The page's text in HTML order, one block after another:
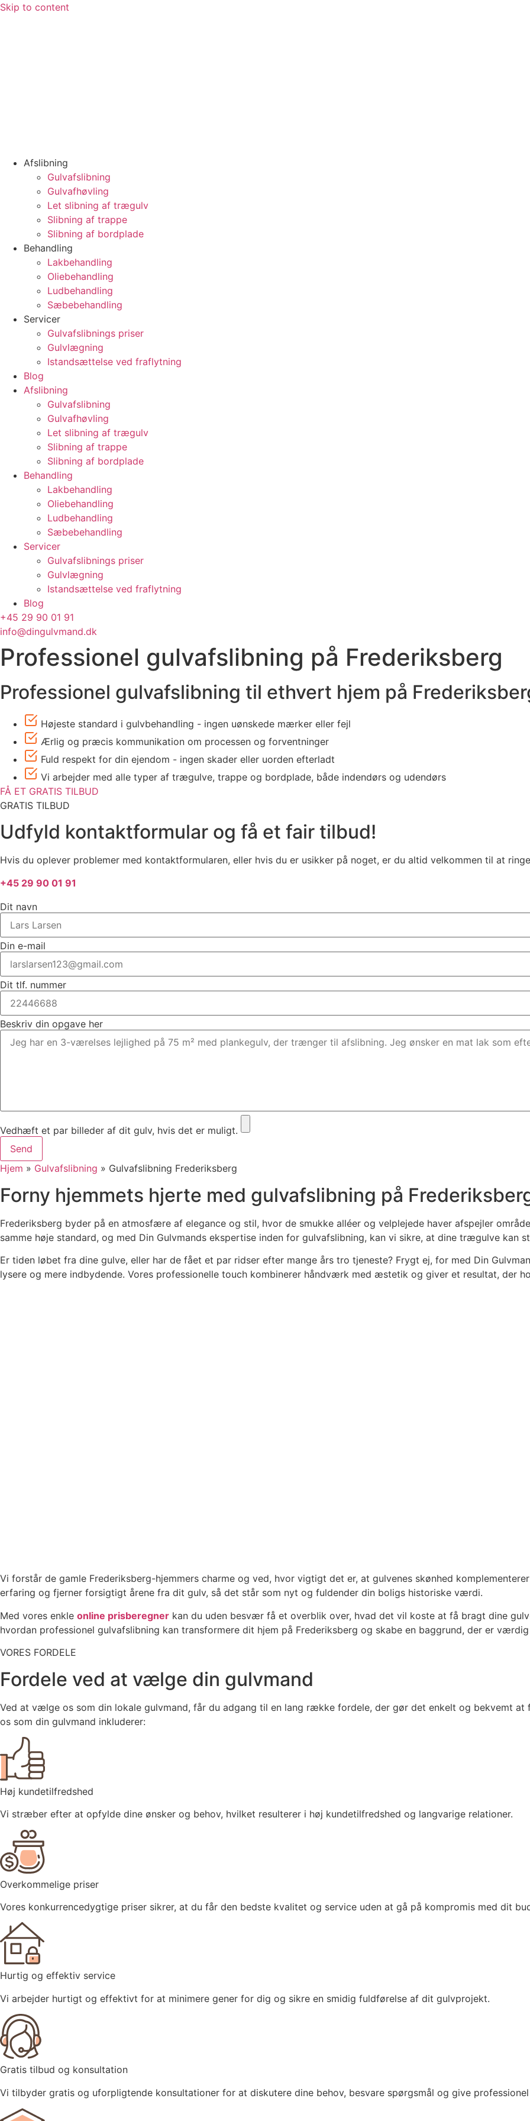
Skip to content
Afslibning
Gulvafslibning
Gulvafhøvling
Let slibning af trægulv
Slibning af trappe
Slibning af bordplade
Behandling
Lakbehandling
Oliebehandling
Ludbehandling
Sæbebehandling
Servicer
Gulvafslibnings priser
Gulvlægning
Istandsættelse ved fraflytning
Blog
Afslibning
Gulvafslibning
Gulvafhøvling
Let slibning af trægulv
Slibning af trappe
Slibning af bordplade
Behandling
Lakbehandling
Oliebehandling
Ludbehandling
Sæbebehandling
Servicer
Gulvafslibnings priser
Gulvlægning
Istandsættelse ved fraflytning
Blog
+45 29 90 01 91
info@dingulvmand.dk
Professionel gulvafslibning på Frederiksberg
Professionel gulvafslibning til ethvert hjem på
Højeste standard i gulvbehandling - ingen uønskede mærker eller fejl
Ærlig og præcis kommunikation om processen og forventninger
Fuld respekt for din ejendom - ingen skader eller uorden efterladt
Vi arbejder med alle typer af trægulve, trappe og bordplade, både indendørs og udendørs
FÅ ET GRATIS TILBUD
GRATIS TILBUD
Udfyld kontaktformular og få et fair tilbud!
Hvis du oplever problemer med kontaktformularen, eller hvis du er usikker på noget, er du altid velkommen til at
+45 29 90 01 91
Dit navn
Din e-mail
Dit tlf. nummer
Beskriv din opgave her
Vedhæft et par billeder af dit gulv, hvis det er muligt.
Send
Hjem » Gulvafslibning » Gulvafslibning Frederiksberg
Forny hjemmets hjerte med gulvafslibning på
Frederiksberg byder på en atmosfære af elegance og stil, hvor de smukke alléer og velplejede haver afspejler
samme høje standard, og med Din Gulvmands ekspertise inden for gulvafslibning, kan vi sikre, at dine trægulve kan
Er tiden løbet fra dine gulve, eller har de fået et par ridser efter mange års tro tjeneste? Frygt ej, for med Din
lysere og mere indbydende. Vores professionelle touch kombinerer håndværk med æstetik og giver et resultat, der
Vi forstår de gamle Frederiksberg-hjemmers charme og ved, hvor vigtigt det er, at gulvenes skønhed
erfaring og fjerner forsigtigt årene fra dit gulv, så det står som nyt og fuldender din boligs historiske værdi.
Med vores enkle online prisberegner kan du uden besvær få et overblik over, hvad det vil koste at få bragt dine
hvordan professionel gulvafslibning kan transformere dit hjem på Frederiksberg og skabe en baggrund, der er
VORES FORDELE
Fordele ved at vælge din gulvmand
Ved at vælge os som din lokale gulvmand, får du adgang til en lang række fordele, der gør det enkelt og bekvemt
os som din gulvmand inkluderer:
Høj kundetilfredshed
Vi stræber efter at opfylde dine ønsker og behov, hvilket resulterer i høj kundetilfredshed og langvarige relationer.
Overkommelige priser
Vores konkurrencedygtige priser sikrer, at du får den bedste kvalitet og service uden at gå på kompromis med dit
Hurtig og effektiv service
Vi arbejder hurtigt og effektivt for at minimere gener for dig og sikre en smidig fuldførelse af dit gulvprojekt.
Gratis tilbud og konsultation
Vi tilbyder gratis og uforpligtende konsultationer for at diskutere dine behov, besvare spørgsmål og give